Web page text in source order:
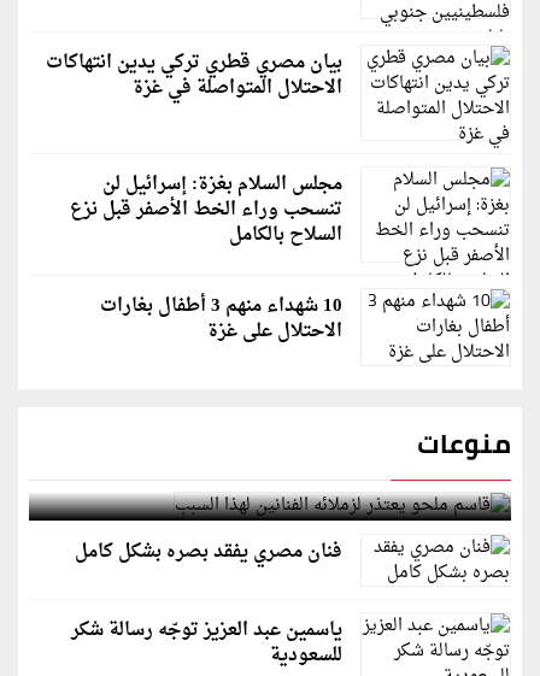
بيان مصري قطري تركي يدين انتهاكات
الاحتلال المتواصلة في غزة
مجلس السلام بغزة: إسرائيل لن
تنسحب وراء الخط الأصفر قبل نزع
السلاح بالكامل
10 شهداء منهم 3 أطفال بغارات
الاحتلال على غزة
منوعات
قاسم ملحو يعتذر لزملائه الفنانين لهذا السبب
فنان مصري يفقد بصره بشكل كامل
ياسمين عبد العزيز توجّه رسالة شكر
للسعودية